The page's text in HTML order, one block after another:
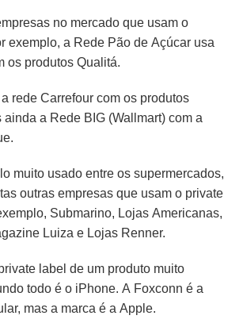
no mercado que usam o
exemplo, a Rede Pão de Açúcar usa
os produtos Qualitá.
rede Carrefour com os produtos
ainda a Rede BIG (Wallmart) com a
muito usado entre os supermercados,
outras empresas que usam o private
Submarino, Lojas Americanas,
Luiza e Lojas Renner.
label de um produto muito
todo é o iPhone. A Foxconn é a
mas a marca é a Apple.